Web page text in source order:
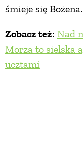
śmieje się Bożena.
Zobacz też: Nad
Morza to sielska
ucztami